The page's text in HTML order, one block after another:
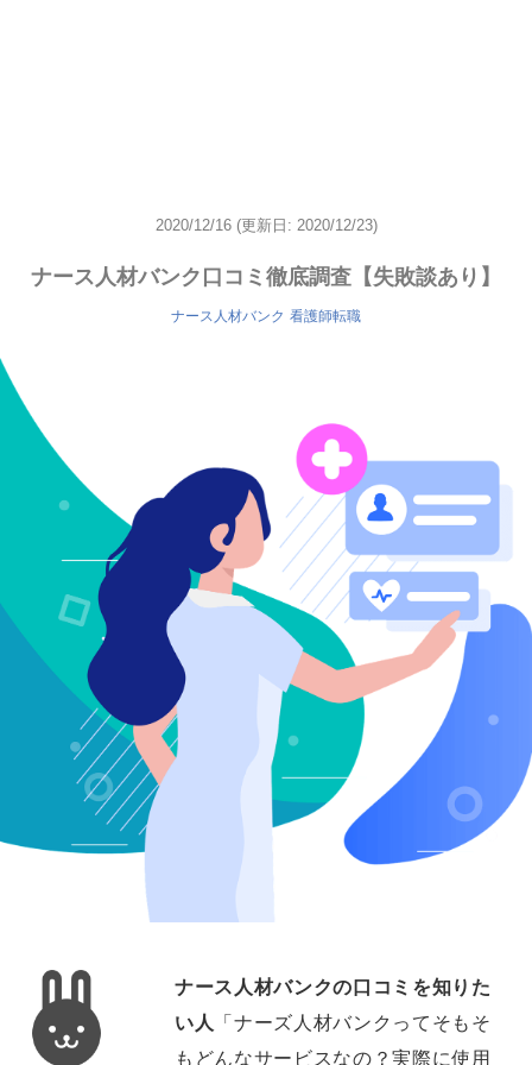
2020/12/16 (更新日: 2020/12/23)
ナース人材バンク口コミ徹底調査【失敗談あり】
ナース人材バンク 看護師転職
ナース人材バンクの口コミを知りた
い人
「ナーズ人材バンクってそもそ
もどんなサービスなの？実際に使用